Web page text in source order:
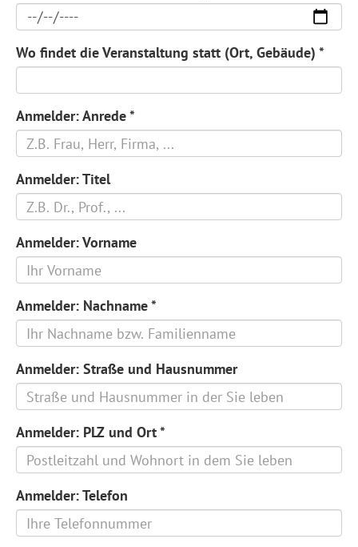
Wo findet die Veranstaltung statt (Ort, Gebäude) *
Anmelder: Anrede*
Anmelder: Titel
Anmelder: Vorname
Anmelder: Nachname*
Anmelder: Straße und Hausnummer
Anmelder: PLZ und Ort*
Anmelder: Telefon